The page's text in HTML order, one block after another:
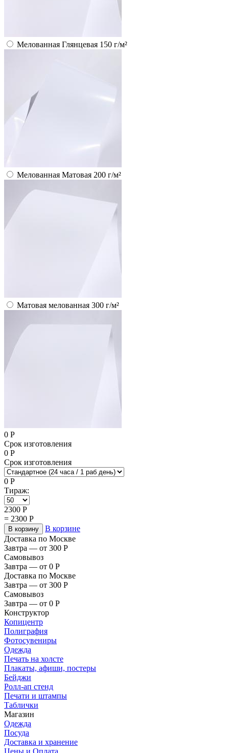
Мелованная Глянцевая 150 г/м²
Мелованная Матовая 200 г/м²
Матовая мелованная 300 г/м²
0 Р
Срок изготовления
0 Р
Срок изготовления
0 Р
Тираж:
2300 Р
= 2300 Р
В корзину
В корзине
Доставка по Москве
Завтра — от 300 Р
Самовывоз
Завтра — от 0 Р
Доставка по Москве
Завтра — от 300 Р
Самовывоз
Завтра — от 0 Р
Конструктор
Копицентр
Полиграфия
Фотосувениры
Одежда
Печать на холсте
Плакаты, афиши, постеры
Бейджи
Ролл-ап стенд
Печати и штампы
Таблички
Магазин
Одежда
Посуда
Доставка и хранение
Цены и Оплата